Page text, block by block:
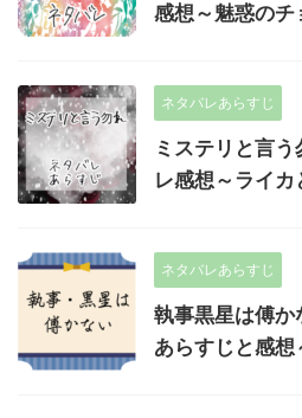
感想～魅惑のチ
ネタバレあらすじ
ミステリと言
レ感想～ライカ
ネタバレあらすじ
執事黒星は傅か
あらすじと感